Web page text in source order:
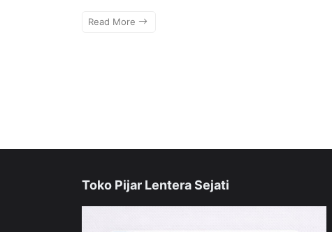
Read More
Toko Pijar Lentera Sejati